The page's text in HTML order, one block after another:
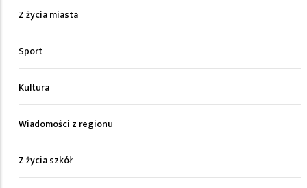
Z życia miasta
Sport
Kultura
Wiadomości z regionu
Z życia szkół